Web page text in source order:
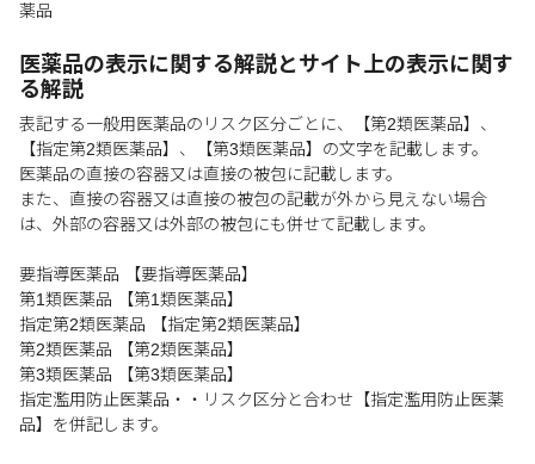
薬品
医薬品の表示に関する解説とサイト上の表示に関す
る解説
表記する一般用医薬品のリスク区分ごとに、【第2類医薬品】、
【指定第2類医薬品】、【第3類医薬品】の文字を記載します。
医薬品の直接の容器又は直接の被包に記載します。
また、直接の容器又は直接の被包の記載が外から見えない場合
は、外部の容器又は外部の被包にも併せて記載します。
要指導医薬品 【要指導医薬品】
第1類医薬品 【第1類医薬品】
指定第2類医薬品 【指定第2類医薬品】
第2類医薬品 【第2類医薬品】
第3類医薬品 【第3類医薬品】
指定濫用防止医薬品・・リスク区分と合わせ【指定濫用防止医薬
品】を併記します。